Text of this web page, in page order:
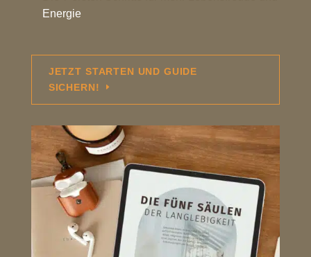
Energie
JETZT STARTEN UND GUIDE
SICHERN!